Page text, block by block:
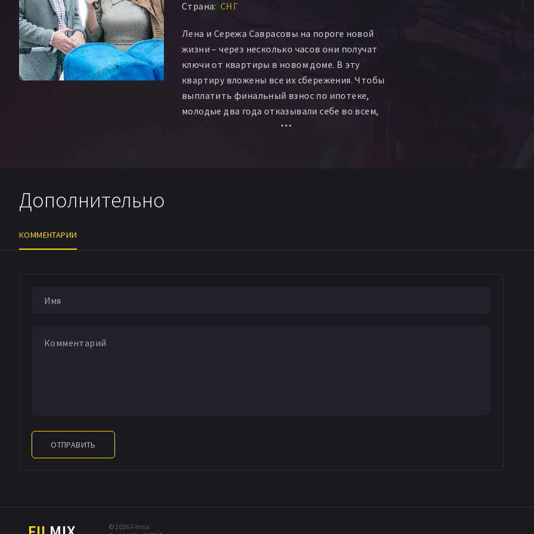
Страна: СНГ
Лена и Сережа Саврасовы на пороге новой
жизни – через несколько часов они получат
ключи от квартиры в новом доме. В эту
квартиру вложены все их сбережения. Чтобы
выплатить финальный взнос по ипотеке,
молодые два года отказывали себе во всем,
ютились в комнате в коммуналке, питались
Дополнительно
КОММЕНТАРИИ
ОТПРАВИТЬ
© 2026 Filmix